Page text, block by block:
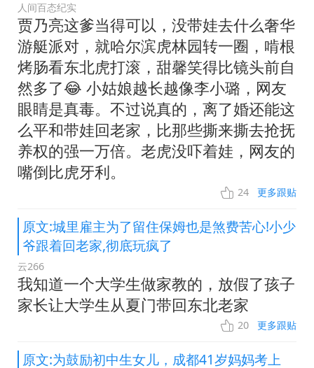
人间百态纪实
贾乃亮这爹当得可以，没带娃去什么奢华
游艇派对，就哈尔滨虎林园转一圈，啃根
烤肠看东北虎打滚，甜馨笑得比镜头前自
然多了😂 小姑娘越长越像李小璐，网友
眼睛是真毒。不过说真的，离了婚还能这
么平和带娃回老家，比那些撕来撕去抢抚
养权的强一万倍。老虎没吓着娃，网友的
嘴倒比虎牙利。
24 更多跟贴
原文:城里雇主为了留住保姆也是煞费苦心!小少
爷跟着回老家,彻底玩疯了
云266
我知道一个大学生做家教的，放假了孩子
家长让大学生从夏门带回东北老家
20 更多跟贴
原文:为鼓励初中生女儿，成都41岁妈妈考上